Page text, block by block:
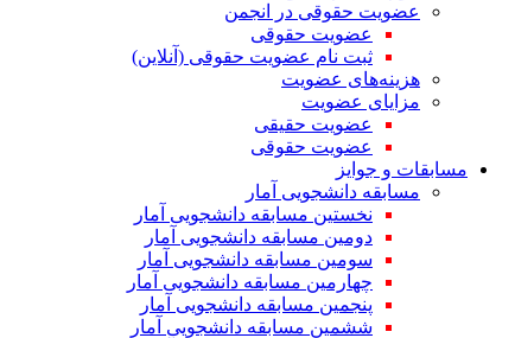
عضویت حقوقی در انجمن
عضویت حقوقی
ثبت نام عضویت حقوقی (آنلاین)
هزینه‌های عضویت
مزایای عضویت
عضویت حقیقی
عضویت حقوقی
مسابقات و جوایز
مسابقه دانشجویی آمار
نخستین مسابقه دانشجویی آمار
دومین مسابقه دانشجویی آمار
سومین مسابقه دانشجویی آمار
چهارمین مسابقه دانشجویی آمار
پنجمین مسابقه دانشجویی آمار
ششمین مسابقه دانشجویی آمار